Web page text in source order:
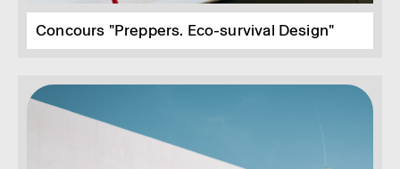
Concours "Preppers. Eco-survival Design"